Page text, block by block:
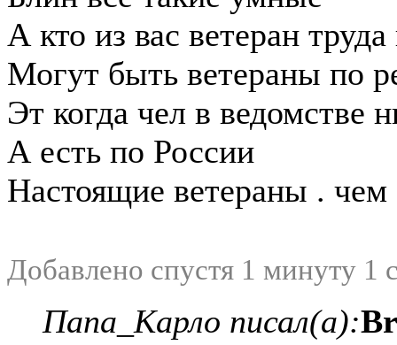
А кто из вас ветеран
Могут быть ветераны по
Эт когда чел в ведомстве
А есть по России
Настоящие ветераны . чем
Добавлено спустя 1 минуту 1
Папа_Карло писал(а):